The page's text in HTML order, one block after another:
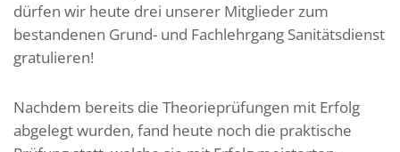
dürfen wir heute drei unserer Mitglieder zum
bestandenen Grund- und Fachlehrgang Sanitätsdienst
gratulieren!
Nachdem bereits die Theorieprüfungen mit Erfolg
abgelegt wurden, fand heute noch die praktische